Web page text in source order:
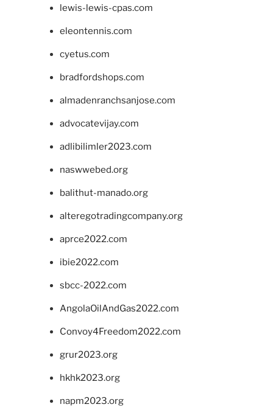
lewis-lewis-cpas.com
eleontennis.com
cyetus.com
bradfordshops.com
almadenranchsanjose.com
advocatevijay.com
adlibilimler2023.com
naswwebed.org
balithut-manado.org
alteregotradingcompany.org
aprce2022.com
ibie2022.com
sbcc-2022.com
AngolaOilAndGas2022.com
Convoy4Freedom2022.com
grur2023.org
hkhk2023.org
napm2023.org